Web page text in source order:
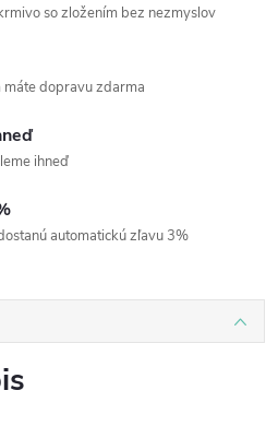
so zložením bez nezmyslov
dopravu zdarma
ihneď
automatickú zľavu 3%